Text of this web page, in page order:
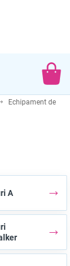
DE
Echipament de
A